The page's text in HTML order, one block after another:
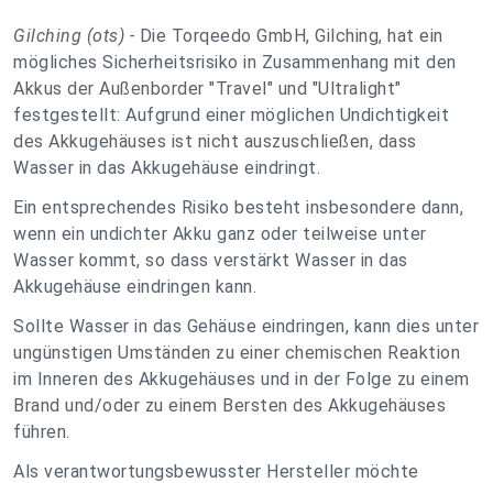
Gilching (ots) - Die Torqeedo GmbH, Gilching, hat ein
mögliches Sicherheitsrisiko in Zusammenhang mit den
Akkus der Außenborder "Travel" und "Ultralight"
festgestellt: Aufgrund einer möglichen Undichtigkeit
des Akkugehäuses ist nicht auszuschließen, dass
Wasser in das Akkugehäuse eindringt.
Ein entsprechendes Risiko besteht insbesondere dann,
wenn ein undichter Akku ganz oder teilweise unter
Wasser kommt, so dass verstärkt Wasser in das
Akkugehäuse eindringen kann.
Sollte Wasser in das Gehäuse eindringen, kann dies unter
ungünstigen Umständen zu einer chemischen Reaktion
im Inneren des Akkugehäuses und in der Folge zu einem
Brand und/oder zu einem Bersten des Akkugehäuses
führen.
Als verantwortungsbewusster Hersteller möchte